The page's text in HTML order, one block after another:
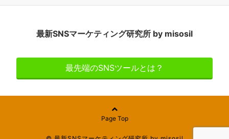
最新SNSマーケティング研究所 by misosil
最先端のSNSツールとは？
Page Top